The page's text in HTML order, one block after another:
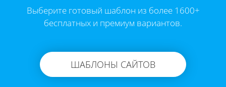
Выберите готовый шаблон из более 1600+
бесплатных и премиум вариантов.
ШАБЛОНЫ САЙТОВ